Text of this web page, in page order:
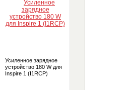
Усиленное зарядное
устройство 180 W для
Inspire 1 (I1RCP)